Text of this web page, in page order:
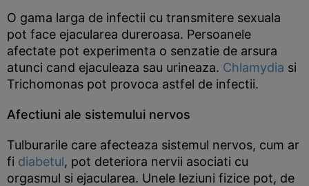
O gama larga de infectii cu transmitere sexuala
pot face ejacularea dureroasa. Persoanele
afectate pot experimenta o senzatie de arsura
atunci cand ejaculeaza sau urineaza. Chlamydia si
Trichomonas pot provoca astfel de infectii.
Afectiuni ale sistemului nervos
Tulburarile care afecteaza sistemul nervos, cum ar
fi diabetul, pot deteriora nervii asociati cu
orgasmul si ejacularea. Unele leziuni fizice pot, de